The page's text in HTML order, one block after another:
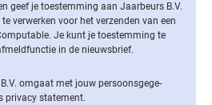
geef je toestemming aan Jaarbeurs B.V.
verwerken voor het verzenden van een
Je kunt je toestemming te
in de nieuwsbrief.
omgaat met jouw per­soons­ge­ge­
privacy statement.